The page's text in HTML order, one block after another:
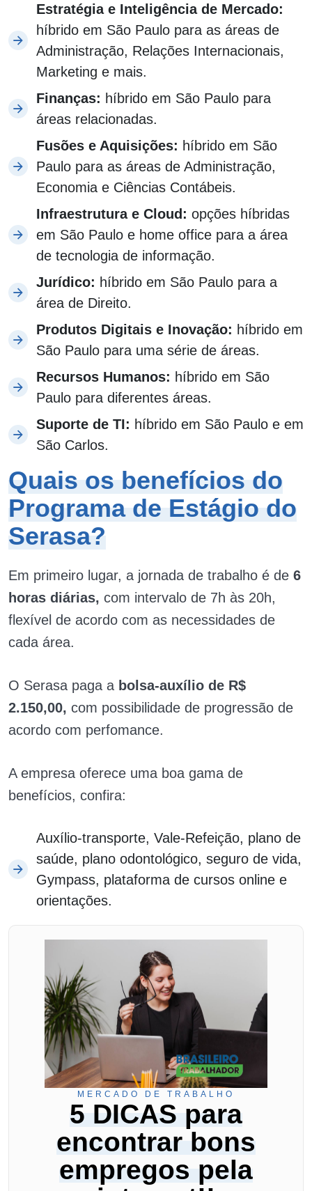
Estratégia e Inteligência de Mercado:
híbrido em São Paulo para as áreas de
Administração, Relações Internacionais,
Marketing e mais.
Finanças: híbrido em São Paulo para
áreas relacionadas.
Fusões e Aquisições: híbrido em São
Paulo para as áreas de Administração,
Economia e Ciências Contábeis.
Infraestrutura e Cloud: opções híbridas
em São Paulo e home office para a área
de tecnologia de informação.
Jurídico: híbrido em São Paulo para a
área de Direito.
Produtos Digitais e Inovação: híbrido em
São Paulo para uma série de áreas.
Recursos Humanos: híbrido em São
Paulo para diferentes áreas.
Suporte de TI: híbrido em São Paulo e em
São Carlos.
Quais os benefícios do
Programa de Estágio do
Serasa?
Em primeiro lugar, a jornada de trabalho é de 6
horas diárias, com intervalo de 7h às 20h,
flexível de acordo com as necessidades de
cada área.
O Serasa paga a bolsa-auxílio de R$
2.150,00, com possibilidade de progressão de
acordo com perfomance.
A empresa oferece uma boa gama de
benefícios, confira:
Auxílio-transporte, Vale-Refeição, plano de
saúde, plano odontológico, seguro de vida,
Gympass, plataforma de cursos online e
orientações.
MERCADO DE TRABALHO
5 DICAS para
encontrar bons
empregos pela